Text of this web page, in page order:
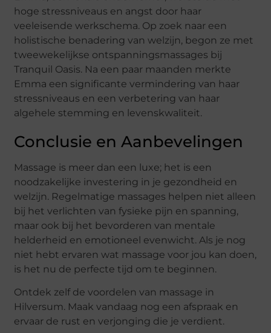
hoge stressniveaus en angst door haar
veeleisende werkschema. Op zoek naar een
holistische benadering van welzijn, begon ze met
tweewekelijkse ontspanningsmassages bij
Tranquil Oasis. Na een paar maanden merkte
Emma een significante vermindering van haar
stressniveaus en een verbetering van haar
algehele stemming en levenskwaliteit.
Conclusie en Aanbevelingen
Massage is meer dan een luxe; het is een
noodzakelijke investering in je gezondheid en
welzijn. Regelmatige massages helpen niet alleen
bij het verlichten van fysieke pijn en spanning,
maar ook bij het bevorderen van mentale
helderheid en emotioneel evenwicht. Als je nog
niet hebt ervaren wat massage voor jou kan doen,
is het nu de perfecte tijd om te beginnen.
Ontdek zelf de voordelen van massage in
Hilversum. Maak vandaag nog een afspraak en
ervaar de rust en verjonging die je verdient.